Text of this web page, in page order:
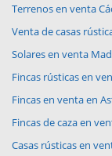
Terrenos en venta
Venta de casas
Solares en venta
Fincas rústicas en
Fincas en venta en
Fincas de caza en
Casas rústicas en